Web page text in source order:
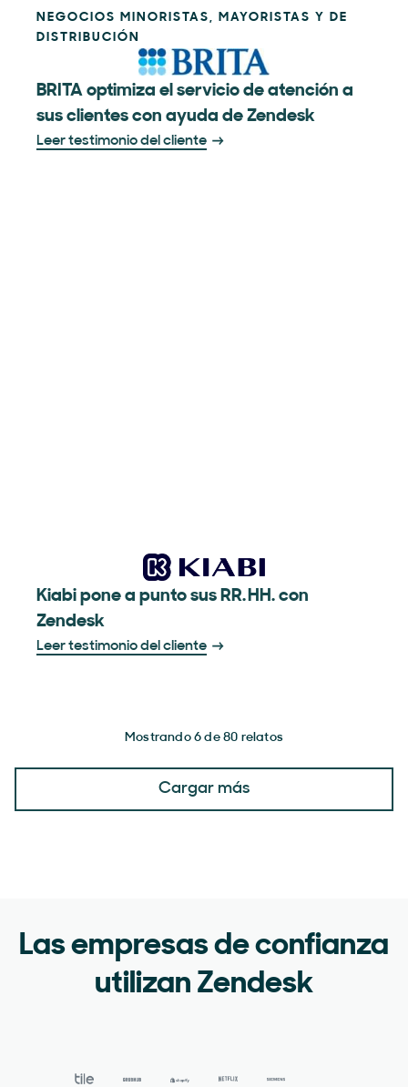
NEGOCIOS MINORISTAS, MAYORISTAS Y DE
DISTRIBUCIÓN
BRITA optimiza el servicio de atención a
sus clientes con ayuda de Zendesk
Leer testimonio del cliente
Kiabi pone a punto sus RR. HH. con
Zendesk
Leer testimonio del cliente
Mostrando 6 de 80 relatos
Cargar más
Las empresas de confianza
utilizan Zendesk